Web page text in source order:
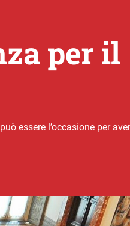
per il
essere l’occasione per